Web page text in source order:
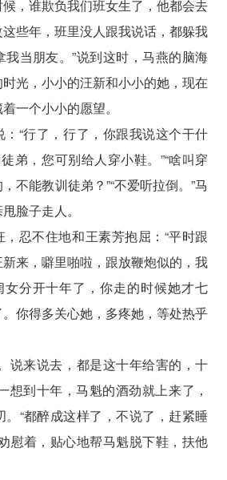
，谁欺负我们班女生了，他都会去
些年，班里没人跟我说话，都躲我
当朋友。”说到这时，马燕的脑海
光，小小的汪新和小小的她，现在
一个小小的愿望。
“行了，行了，你跟我说这个干什
弟，您可别给人穿小鞋。”“啥叫穿
不能教训徒弟？”“不爱听拉倒。”马
脸子走人。
忍不住地和王素芳抱屈：“平时跟
来，噼里啪啦，跟放鞭炮似的，我
女分开十年了，你走的时候她才七
你得多关心她，多疼她，等处热乎
说来说去，都是这十年给害的，十
到十年，马魁的酒劲就上来了，
“都醉成这样了，不说了，赶紧睡
慰着，贴心地帮马魁脱下鞋，扶他